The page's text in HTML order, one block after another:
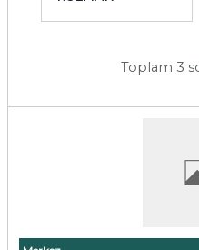
Toplam 3